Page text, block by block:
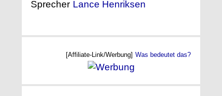
Sprecher Lance Henriksen
[Affiliate-Link/Werbung] Was bedeutet das?